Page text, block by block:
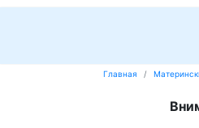
Главная